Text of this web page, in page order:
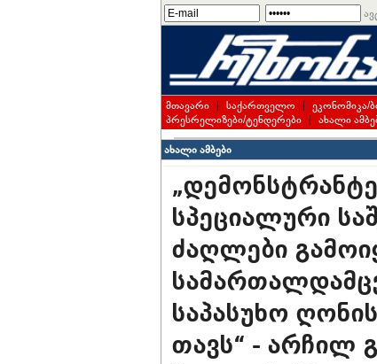
მთავარი | საქართველო | ეკონომიკა/
პრესრელიზები/ტენდერები | ახალი
ახალი ამბები
სპეციალური
ძაღლები
საპასუხო
თავს“ - არჩილ